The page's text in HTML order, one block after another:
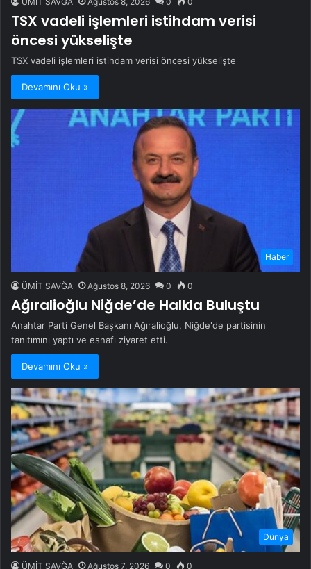
TSX vadeli işlemleri istihdam verisi
öncesi yükselişte
TSX vadeli işlemleri istihdam verisi öncesi yükselişte
Devamını Oku »
Haber
ÜMİT SAVĞA Ağustos 8, 2026 0 0
Ağıralioğlu Niğde’de Halkla Buluştu
Anahtar Parti Genel Başkanı Ağıralioğlu, Niğde'de partisinin
tanıtımını yaptı ve esnafı ziyaret etti.
Devamını Oku »
Dünya
ÜMİT SAVĞA Ağustos 7, 2026 0 0